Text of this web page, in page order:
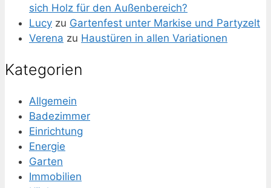
sich Holz für den Außenbereich?
Lucy zu Gartenfest unter Markise und Partyzelt
Verena zu Haustüren in allen Variationen
Kategorien
Allgemein
Badezimmer
Einrichtung
Energie
Garten
Immobilien